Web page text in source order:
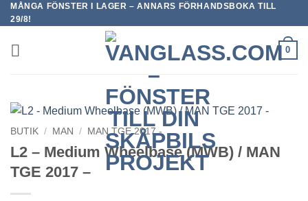
Skip
to
content
MÅNGA FÖNSTER I LAGER – ANNARS FÖRHANDSBOKA TILL
29/8!
0
BUTIK / MAN / MAN TGE 2017 -
L2 – Medium Wheelbase (MWB) / MAN
TGE 2017 –